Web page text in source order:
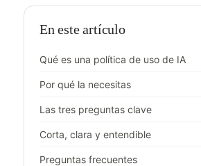
En este artículo
Qué es una política de uso de IA
Por qué la necesitas
Las tres preguntas clave
Corta, clara y entendible
Preguntas frecuentes